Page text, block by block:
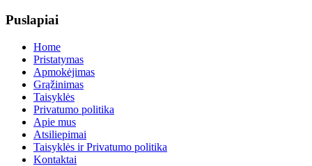
Puslapiai
Home
Pristatymas
Apmokėjimas
Grąžinimas
Taisyklės
Privatumo politika
Apie mus
Atsiliepimai
Taisyklės ir Privatumo politika
Kontaktai